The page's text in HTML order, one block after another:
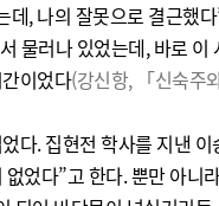
, 나의 잘못으로 결근했
물러나 있었는데, 바로
이었다(강신항, 「신숙주
다. 집현전 학사를 지낸
었다”고 한다. 뿐만 아니